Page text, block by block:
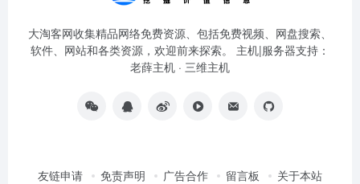
大淘客网收集精品网络免费资源、包括免费视频、网盘搜索、
软件、网站和各类资源，欢迎前来探索。 主机|服务器支持：
老薛主机 · 三维主机
友链申请 免责声明 广告合作 留言板 关于本站